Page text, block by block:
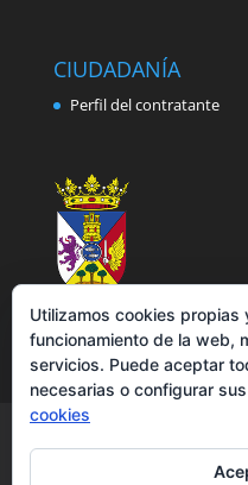
CIUDADANÍA
Perfil del contratante
Política de
Utilizamos cookies
funcionamiento de la web,
servicios. Puede aceptar
necesarias o configurar
cookies